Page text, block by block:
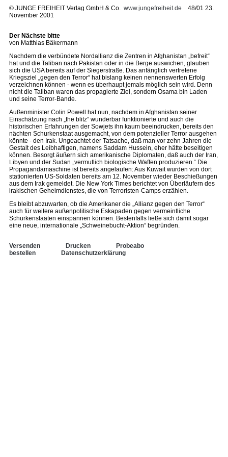
© JUNGE FREIHEIT Verlag GmbH & Co. www.jungefreiheit.de 48/01 23.
November 2001
Der Nächste bitte
von Matthias Bäkermann
Nachdem die verbündete Nordallianz die Zentren in Afghanistan „befreit“
hat und die Taliban nach Pakistan oder in die Berge auswichen, glauben
sich die USA bereits auf der Siegerstraße. Das anfänglich vertretene
Kriegsziel „gegen den Terror“ hat bislang keinen nennenswerten Erfolg
verzeichnen können - wenn es überhaupt jemals möglich sein wird. Denn
nicht die Taliban waren das propagierte Ziel, sondern Osama bin Laden
und seine Terror-Bande.
Außenminister Colin Powell hat nun, nachdem in Afghanistan seiner
Einschätzung nach „the blitz“ wunderbar funktionierte und auch die
historischen Erfahrungen der Sowjets ihn kaum beeindrucken, bereits den
nächten Schurkenstaat ausgemacht, von dem potenzieller Terror ausgehen
könnte - den Irak. Ungeachtet der Tatsache, daß man vor zehn Jahren die
Gestalt des Leibhaftigen, namens Saddam Hussein, eher hätte beseitigen
können. Besorgt äußern sich amerikanische Diplomaten, daß auch der Iran,
Libyen und der Sudan „vermutlich biologische Waffen produzieren.“ Die
Propagandamaschine ist bereits angelaufen: Aus Kuwait wurden von dort
stationierten US-Soldaten bereits am 12. November wieder Beschießungen
aus dem Irak gemeldet. Die New York Times berichtet von Überläufern des
irakischen Geheimdienstes, die von Terroristen-Camps erzählen.
Es bleibt abzuwarten, ob die Amerikaner die „Allianz gegen den Terror“
auch für weitere außenpolitische Eskapaden gegen vermeintliche
Schurkenstaaten einspannen können. Bestenfalls ließe sich damit sogar
eine neue, internationale „Schweinebucht-Aktion“ begründen.
Versenden Drucken
Probeabo
bestellen
Datenschutzerklärung